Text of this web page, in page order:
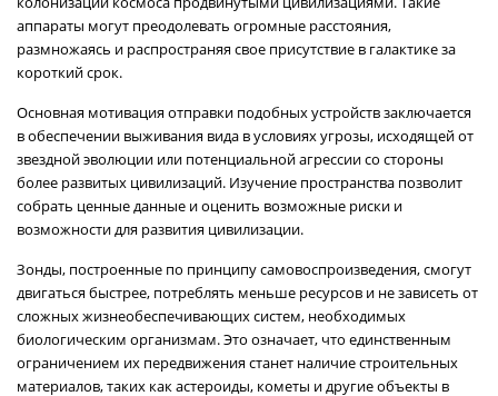
аппараты могут преодолевать огромные расстояния,
размножаясь и распространяя свое присутствие в галактике за
короткий срок.
Основная мотивация отправки подобных устройств заключается
в обеспечении выживания вида в условиях угрозы, исходящей от
звездной эволюции или потенциальной агрессии со стороны
более развитых цивилизаций. Изучение пространства позволит
собрать ценные данные и оценить возможные риски и
возможности для развития цивилизации.
Зонды, построенные по принципу самовоспроизведения, смогут
двигаться быстрее, потреблять меньше ресурсов и не зависеть от
сложных жизнеобеспечивающих систем, необходимых
биологическим организмам. Это означает, что единственным
ограничением их передвижения станет наличие строительных
материалов, таких как астероиды, кометы и другие объекты в